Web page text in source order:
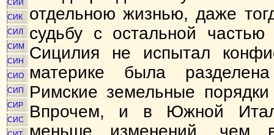
СИЙ
СИК
СИЛ
СИМ
СИН
СИО
СИП
СИР
СИС
отдельною жизнью, даже
судьбу с остальной
Сицилия не испытал
материке была
Римские земельные
Впрочем, и в Южной
меньше изменений, чем